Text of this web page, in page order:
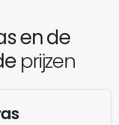
en de
prijzen